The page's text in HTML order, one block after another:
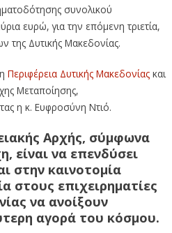
συνολικού
ευρώ, για την επόμενη τριετία,
της Δυτικής Μακεδονίας.
Περιφέρεια Δυτικής Μακεδονίαςκαι
Μεταποίησης,
η κ. Ευφροσύνη Ντιό.
Αρχής, σύμφωνα
είναι να επενδύσει
στην καινοτομία
στους επιχειρηματίες
να ανοίξουν
αγορά του κόσμου.